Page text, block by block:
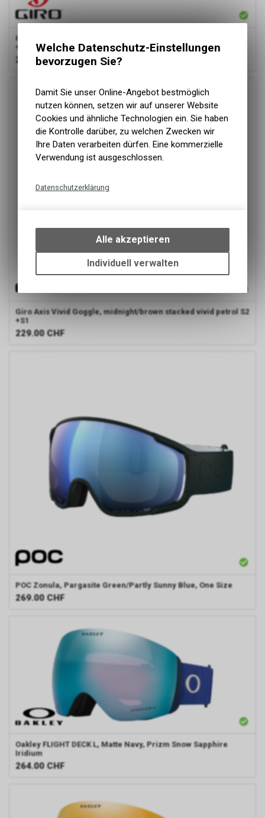
Giro
+S1
229.00 CHF
Giro Axis Vivid Goggle, midnight/brown stacked vivid petrol S2
+S1
229.00 CHF
POC Zonula, Pargasite Green/Partly Sunny Blue, One Size
269.00 CHF
Oakley FLIGHT DECK L, Matte Navy, Prizm Snow Sapphire
Iridium
264.00 CHF
Welche Datenschutz-Einstellungen
bevorzugen Sie?
Damit Sie unser Online-Angebot bestmöglich
nutzen können, setzen wir auf unserer Website
Cookies und ähnliche Technologien ein. Sie haben
die Kontrolle darüber, zu welchen Zwecken wir
Ihre Daten verarbeiten dürfen. Eine kommerzielle
Verwendung ist ausgeschlossen.
Datenschutzerklärung
bestimmte Interaktionen und
Einstellungen auf Ihrem Gerät,
um die grundlegenden
Funktionen unseres Online-
ermöglichen. Bitte beachten Sie,
Alle akzeptieren
Individuell verwalten